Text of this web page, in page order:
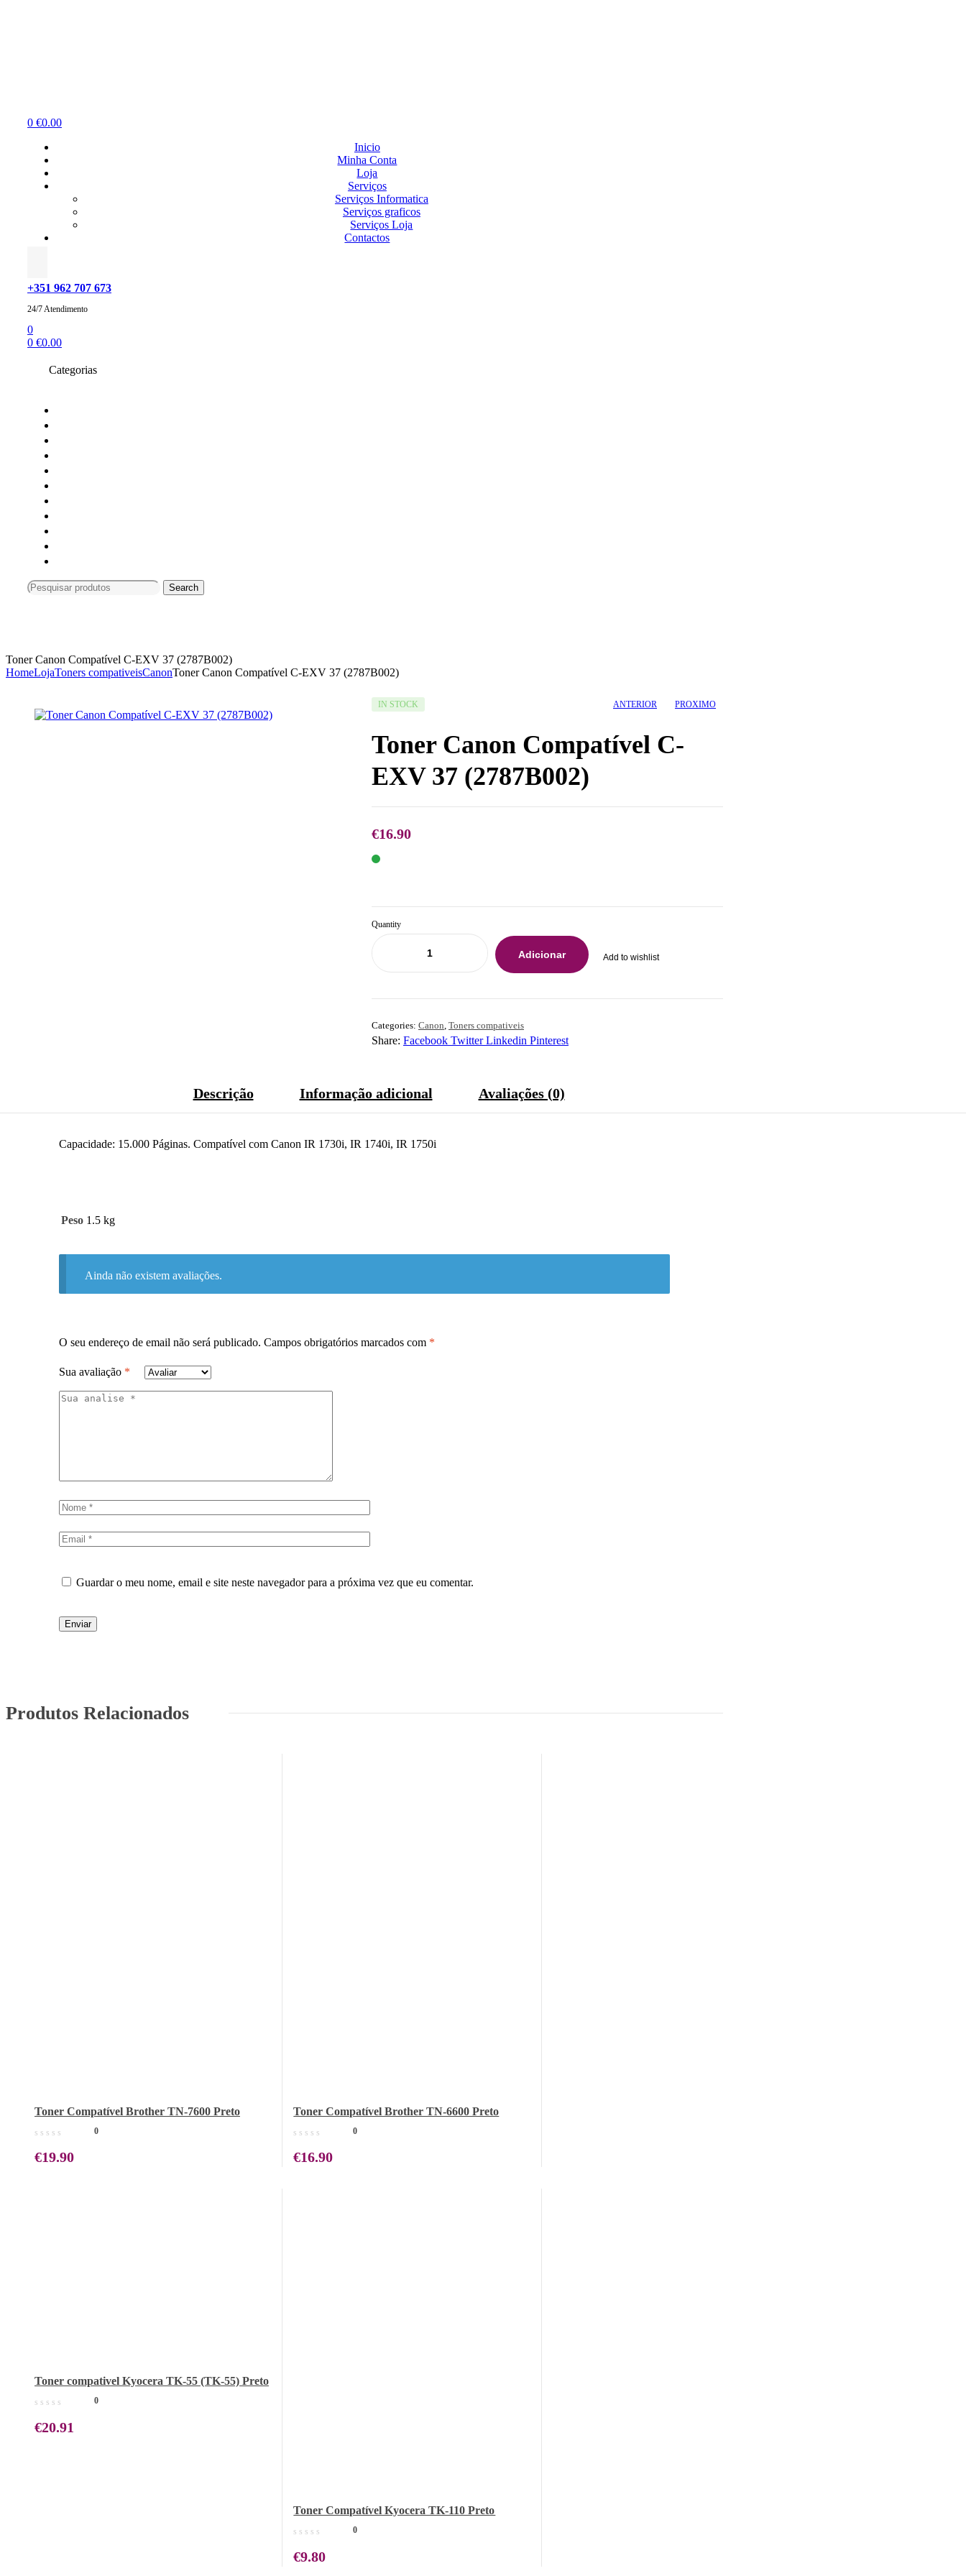
0 €0.00
Inicio
Minha Conta
Loja
Serviços
Serviços Informatica
Serviços graficos
Serviços Loja
Contactos
+351 962 707 673
24/7 Atendimento
0
0 €0.00
Categorias
Search
for:
Search
Toner Canon Compatível C-EXV 37 (2787B002)
HomeLojaToners compativeisCanonToner Canon Compatível C-EXV 37 (2787B002)
AVAILABILITY:
IN STOCK ANTERIOR PROXIMO
Toner Canon Compatível C-
EXV 37 (2787B002)
€16.90
Quantity
Adicionar Add to wishlist
Categories: Canon, Toners compativeis
Share: Facebook Twitter Linkedin Pinterest
Descrição Informação adicional Avaliações (0)
Capacidade: 15.000 Páginas. Compatível com Canon IR 1730i, IR 1740i, IR 1750i
Peso 1.5 kg
Ainda não existem avaliações.
O seu endereço de email não será publicado. Campos obrigatórios marcados com *
Sua avaliação *
Guardar o meu nome, email e site neste navegador para a próxima vez que eu comentar.
Produtos Relacionados
Toner Compatível Brother TN-7600 Preto
0
€19.90
Toner Compatível Brother TN-6600 Preto
0
€16.90
Toner compativel Kyocera TK-55 (TK-55) Preto
0
€20.91
Toner Compatível Kyocera TK-110 Preto
0
€9.80